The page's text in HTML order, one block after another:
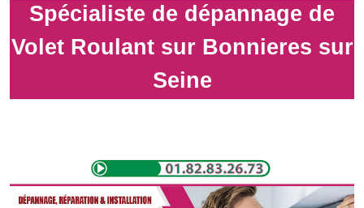
Spécialiste de dépannage de
Volet Roulant sur Bonnieres sur
Seine